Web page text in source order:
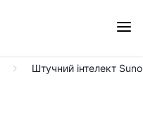
Штучний інтелект